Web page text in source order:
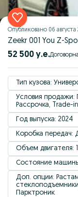
Опубликовано 06 августа
Zeekr 001 You Z-
52 500 у.е.
Тип кузова:
Условия продажи:
Рассрочка, Trade-
Год выпуска: 2024
Коробка передач:
Объем двигателя:
Состояние
Доп. опции:
Парктроник